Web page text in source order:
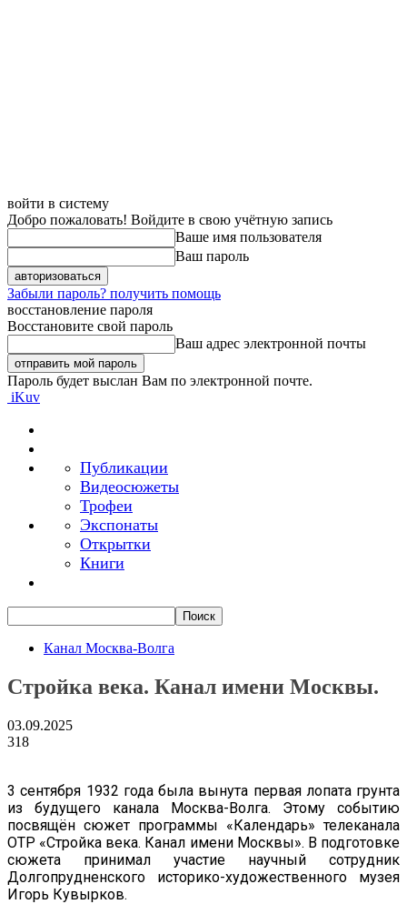
войти в систему
Добро пожаловать! Войдите в свою учётную запись
Ваше имя пользователя
Ваш пароль
Забыли пароль? получить помощь
восстановление пароля
Восстановите свой пароль
Ваш адрес электронной почты
Пароль будет выслан Вам по электронной почте.
iKuv
Публикации
Видеосюжеты
Трофеи
Экспонаты
Открытки
Книги
Канал Москва-Волга
Стройка века. Канал имени Москвы.
03.09.2025
318
3 сентября 1932 года была вынута первая лопата грунта
из будущего канала Москва-Волга. Этому событию
посвящён сюжет программы «Календарь» телеканала
ОТР «Стройка века. Канал имени Москвы». В подготовке
сюжета принимал участие научный сотрудник
Долгопрудненского историко-художественного музея
Игорь Кувырков.